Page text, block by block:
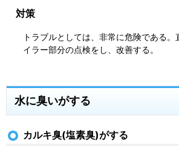
対策
トラブルとしては、非常に危険である
イラー部分の点検をし、改善する。
水に臭いがする
カルキ臭(塩素臭)がする